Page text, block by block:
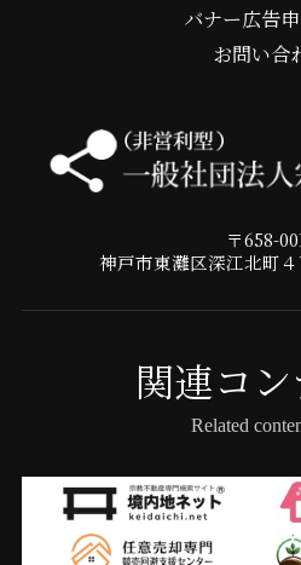
バナー広告
お問い合
〒658-
神戸市東灘区深江北町
関連コン
Related